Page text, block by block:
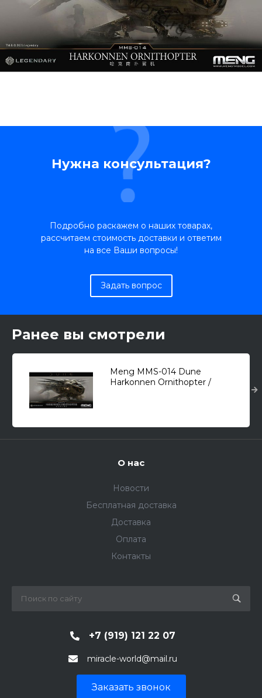
Нужна консультация?
Подробно раскажем о наших товарах,
рассчитаем стоимость доставки и ответим
на все Ваши вопросы!
Задать вопрос
Ранее вы смотрели
Meng MMS-014 Dune
Harkonnen Ornithopter /
О нас
Новости
Бесплатная доставка
Доставка
Оплата
Контакты
+7 (919) 121 22 07
miracle-world@mail.ru
Заказать звонок